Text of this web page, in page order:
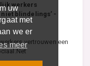
uw
met
we er
meer
werkers
blindelings’ -
vertrouwen een